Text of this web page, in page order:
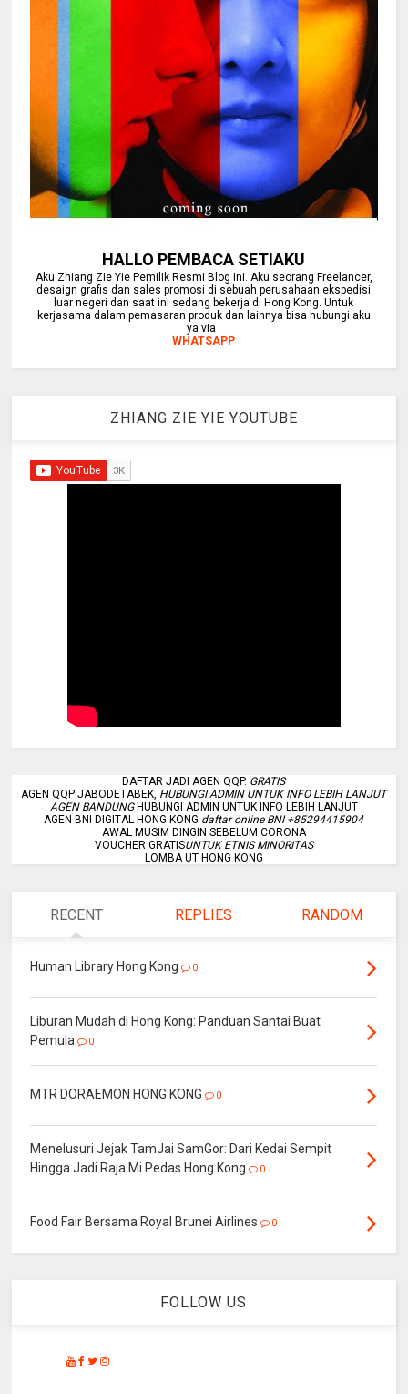
HALLO PEMBACA SETIAKU
Aku Zhiang Zie Yie Pemilik Resmi Blog ini. Aku seorang Freelancer,
desaign grafis dan sales promosi di sebuah perusahaan ekspedisi
luar negeri dan saat ini sedang bekerja di Hong Kong. Untuk
kerjasama dalam pemasaran produk dan lainnya bisa hubungi aku
ya via
WHATSAPP
ZHIANG ZIE YIE YOUTUBE
DAFTAR JADI AGEN QQP. GRATIS
AGEN QQP JABODETABEK, HUBUNGI ADMIN UNTUK INFO LEBIH LANJUT
AGEN BANDUNGHUBUNGI ADMIN UNTUK INFO LEBIH LANJUT
AGEN BNI DIGITAL HONG KONG daftar online BNI +85294415904
AWAL MUSIM DINGIN SEBELUM CORONA
VOUCHER GRATISUNTUK ETNIS MINORITAS
LOMBA UT HONG KONG
RECENT REPLIES RANDOM
Human Library Hong Kong 0
Liburan Mudah di Hong Kong: Panduan Santai Buat
Pemula
0
MTR DORAEMON HONG KONG 0
Menelusuri Jejak TamJai SamGor: Dari Kedai Sempit
Hingga Jadi Raja Mi Pedas Hong Kong
0
Food Fair Bersama Royal Brunei Airlines 0
FOLLOW US